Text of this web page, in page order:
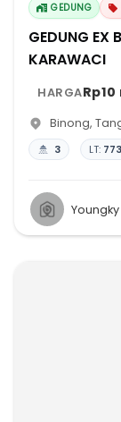
GEDUNG
GEDUNG EX
KARAWACI
HARGA
Binong,
3 LT: